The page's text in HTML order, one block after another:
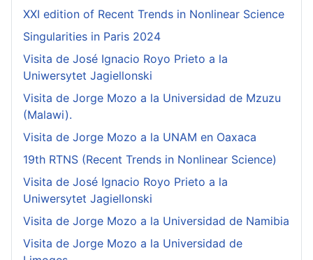
XXI edition of Recent Trends in Nonlinear Science
Singularities in Paris 2024
Visita de José Ignacio Royo Prieto a la
Uniwersytet Jagiellonski
Visita de Jorge Mozo a la Universidad de Mzuzu
(Malawi).
Visita de Jorge Mozo a la UNAM en Oaxaca
19th RTNS (Recent Trends in Nonlinear Science)
Visita de José Ignacio Royo Prieto a la
Uniwersytet Jagiellonski
Visita de Jorge Mozo a la Universidad de Namibia
Visita de Jorge Mozo a la Universidad de